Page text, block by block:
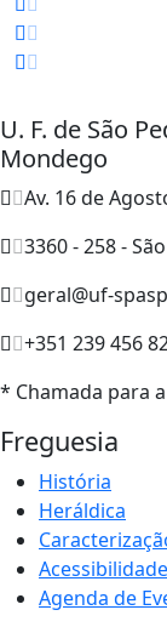
U. F. de São
Mondego
Av. 16 de
3360 - 258 -
geral@uf-
+351 239 456
* Chamada para
Freguesia
História
Heráldica
Agenda de